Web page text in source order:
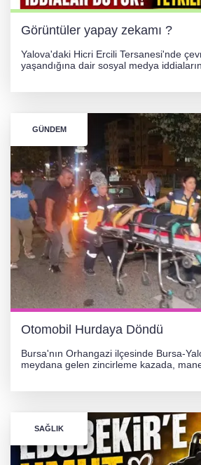
Görüntüler yapay zekamı ?
Yalova'daki Hicri Ercili Tersanesi'nde
yaşandığına dair sosyal medya
GÜNDEM
Otomobil Hurdaya Döndü
Bursa'nın Orhangazi ilçesinde Bursa-
meydana gelen zincirleme kazada,
SAĞLIK